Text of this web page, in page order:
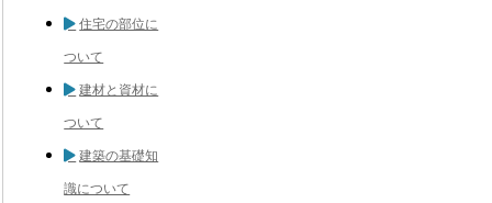
住宅の部位に
ついて
建材と資材に
ついて
建築の基礎知
識について